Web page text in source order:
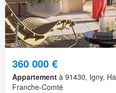
360 000 €
Appartement à 91430, Igny,
Franche-Comté